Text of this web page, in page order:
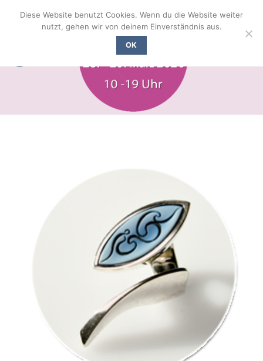
Inhalt
Diese Website benutzt Cookies. Wenn du die Website weiter
nutzt, gehen wir von deinem Einverständnis aus.
OK